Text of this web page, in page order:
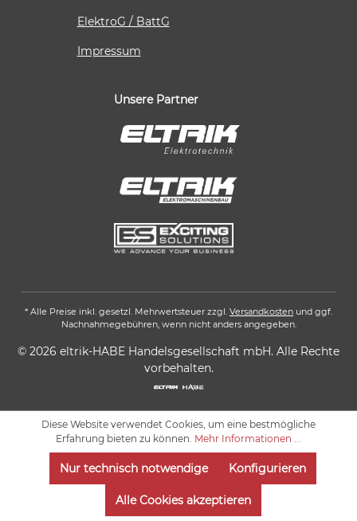
ElektroG / BattG
Impressum
Unsere Partner
* Alle Preise inkl. gesetzl. Mehrwertsteuer zzgl. Versandkosten und ggf.
Nachnahmegebühren, wenn nicht anders angegeben.
© 2026 eltrik-HABE Handelsgesellschaft mbH. Alle Rechte
vorbehalten.
Diese Website verwendet Cookies, um eine bestmögliche
Erfahrung bieten zu können. Mehr Informationen ...
Nur technisch notwendige Konfigurieren
Alle Cookies akzeptieren